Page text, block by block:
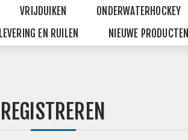
VRIJDUIKEN
ONDERWATERHOCKEY
LEVERING EN RUILEN NIEUWE
REGISTREREN